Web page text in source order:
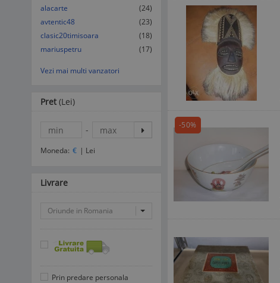
-50%
alacarte
(24)
avtentic48
(23)
clasic20timisoara
(18)
mariuspetru
(17)
Vezi mai multi vanzatori
Pret (Lei)
-
Moneda: € | Lei
Livrare
Oriunde in Romania
Prin predare personala